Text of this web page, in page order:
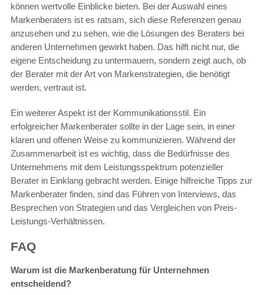
können wertvolle Einblicke bieten. Bei der Auswahl eines
Markenberaters ist es ratsam, sich diese Referenzen genau
anzusehen und zu sehen, wie die Lösungen des Beraters bei
anderen Unternehmen gewirkt haben. Das hilft nicht nur, die
eigene Entscheidung zu untermauern, sondern zeigt auch, ob
der Berater mit der Art von Markenstrategien, die benötigt
werden, vertraut ist.
Ein weiterer Aspekt ist der Kommunikationsstil. Ein
erfolgreicher Markenberater sollte in der Lage sein, in einer
klaren und offenen Weise zu kommunizieren. Während der
Zusammenarbeit ist es wichtig, dass die Bedürfnisse des
Unternehmens mit dem Leistungsspektrum potenzieller
Berater in Einklang gebracht werden. Einige hilfreiche Tipps zur
Markenberater finden, sind das Führen von Interviews, das
Besprechen von Strategien und das Vergleichen von Preis-
Leistungs-Verhältnissen.
FAQ
Warum ist die Markenberatung für Unternehmen
entscheidend?